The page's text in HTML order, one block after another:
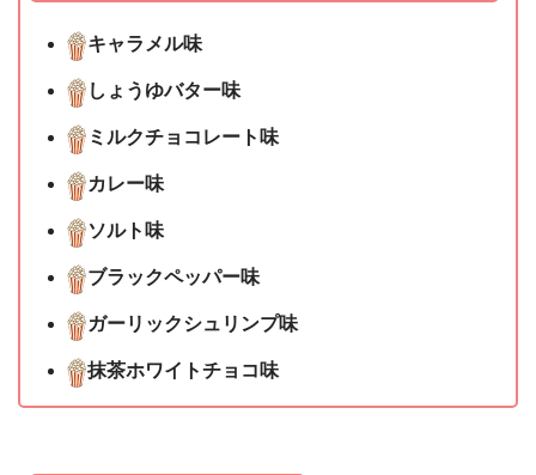
キャラメル味
しょうゆバター味
ミルクチョコレート味
カレー味
ソルト味
ブラックペッパー味
ガーリックシュリンプ味
抹茶ホワイトチョコ味